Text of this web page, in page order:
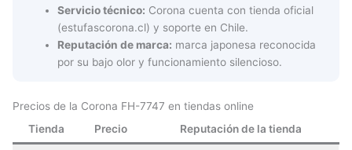
Servicio técnico: Corona cuenta con tienda oficial
(estufascorona.cl) y soporte en Chile.
Reputación de marca: marca japonesa reconocida
por su bajo olor y funcionamiento silencioso.
Precios de la Corona FH-7747 en tiendas online
Tienda
Precio Reputación de la tienda